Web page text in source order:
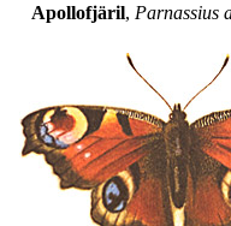
Apollofjäril, Parnassius